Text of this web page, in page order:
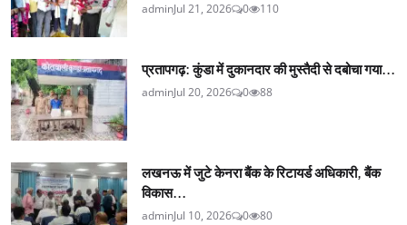
adminJul 21, 2026 0 110
प्रतापगढ़: कुंडा में दुकानदार की मुस्तैदी से दबोचा गया...
adminJul 20, 2026 0 88
लखनऊ में जुटे केनरा बैंक के रिटायर्ड अधिकारी, बैंक
विकास...
adminJul 10, 2026 0 80